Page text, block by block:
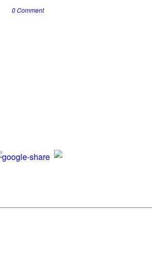
0 Comment